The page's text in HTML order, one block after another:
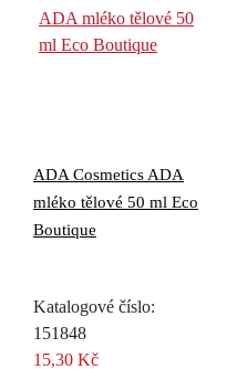
ADA Cosmetics ADA
mléko tělové 50 ml Eco
Boutique
Katalogové číslo:
151848
15,30 Kč